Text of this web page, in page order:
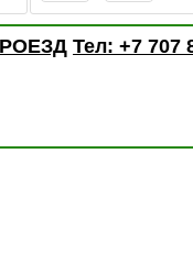
Тел: +7 707